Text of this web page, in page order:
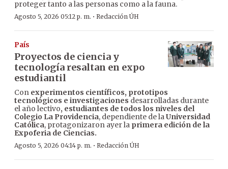
proteger tanto a las personas como a la fauna.
Agosto 5, 2026 05:12 p. m. · Redacción ÚH
País
Proyectos de ciencia y
tecnología resaltan en expo
estudiantil
Con experimentos científicos, prototipos
tecnológicos e investigaciones desarrolladas durante
el año lectivo, estudiantes de todos los niveles del
Colegio La Providencia, dependiente de laUniversidad
Católica, protagonizaron ayer la primera edición de la
Expoferia de Ciencias.
Agosto 5, 2026 04:14 p. m. · Redacción ÚH